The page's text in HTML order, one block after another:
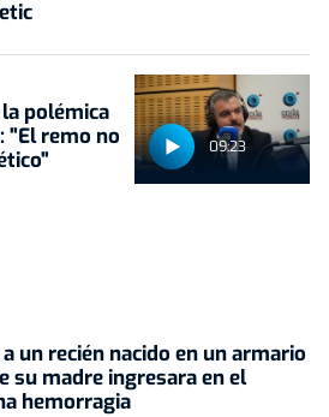
09:23
polémica
"El remo no
un recién nacido en un armario
su madre ingresara en el
hemorragia